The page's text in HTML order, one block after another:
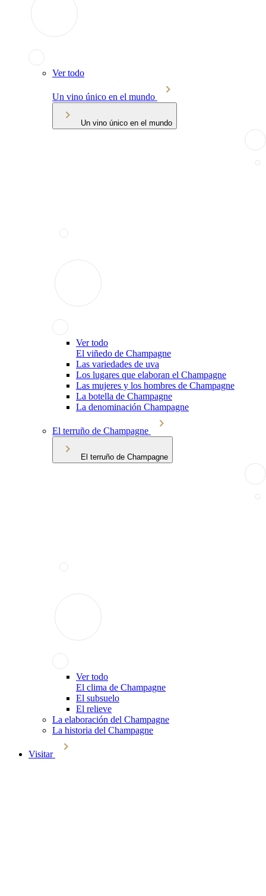
Ver todo
Un vino único en el mundo
Un vino único en el mundo
Ver todo
El viñedo de Champagne
Las variedades de uva
Los lugares que elaboran el Champagne
Las mujeres y los hombres de Champagne
La botella de Champagne
La denominación Champagne
El terruño de Champagne
El terruño de Champagne
Ver todo
El clima de Champagne
El subsuelo
El relieve
La elaboración del Champagne
La historia del Champagne
Visitar